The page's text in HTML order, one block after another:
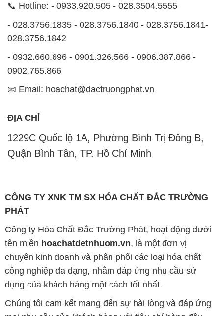
📞 Hotline: - 0933.920.505 - 028.3504.5555
- 028.3756.1835 - 028.3756.1840 - 028.3756.1841-
028.3756.1842
- 0932.660.696 - 0901.326.566 - 0906.387.866 -
0902.765.866
📧 Email: hoachat@dactruongphat.vn
ĐỊA CHỈ
1229C Quốc lộ 1A, Phường Bình Trị Đông B,
Quận Bình Tân, TP. Hồ Chí Minh
CÔNG TY XNK TM SX HÓA CHẤT ĐẮC TRƯỜNG
PHÁT
Công ty Hóa Chất Đắc Trường Phát, hoạt động dưới
tên miền hoachatdetnhuom.vn, là một đơn vị
chuyên kinh doanh và phân phối các loại hóa chất
công nghiệp đa dạng, nhằm đáp ứng nhu cầu sử
dụng của khách hàng một cách tốt nhất.
Chúng tôi cam kết mang đến sự hài lòng và đáp ứng